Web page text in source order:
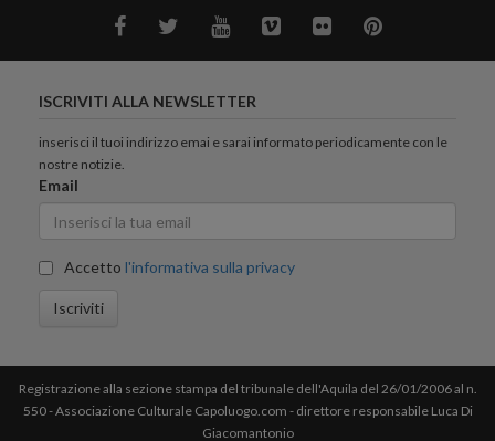
ISCRIVITI ALLA NEWSLETTER
inserisci il tuoi indirizzo emai e sarai informato periodicamente con le
nostre notizie.
Email
Accetto l'informativa sulla privacy
Iscriviti
Registrazione alla sezione stampa del tribunale dell'Aquila del 26/01/2006 al n.
550 - Associazione Culturale Capoluogo.com - direttore responsabile Luca Di
Giacomantonio